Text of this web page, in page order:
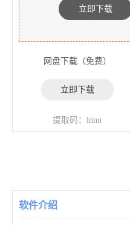
立即下载
网盘下载（免费）
立即下载
提取码：lnnn
软件介绍